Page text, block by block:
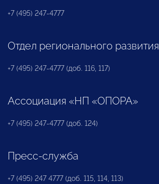
+7 (495) 247-4777
Отдел регионального развития
+7 (495) 247-4777 (доб. 116, 117)
Ассоциация «НП «ОПОРА»
+7 (495) 247-4777 (доб. 124)
Пресс-служба
+7 (495) 247 4777 (доб. 115, 114, 113)